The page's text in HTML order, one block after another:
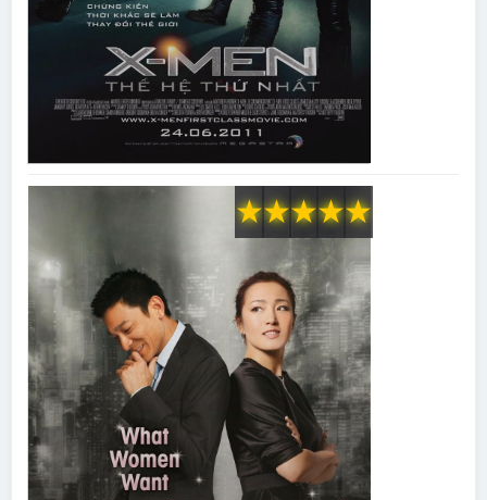
★
★
★
★
★